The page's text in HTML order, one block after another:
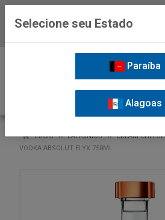
INÍCIO LATICINIOS
CREAM CHEESE
VODKA ABSOLUT ELYX 750ML
Selecione seu Estado
Paraíba
Alagoas